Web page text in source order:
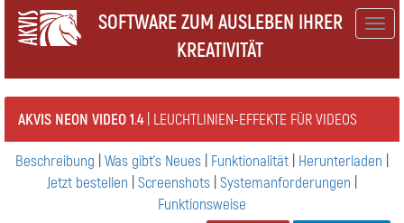
SOFTWARE ZUM AUSLEBEN IHRER
KREATIVITÄT
AKVIS NEON VIDEO 1.4| LEUCHTLINIEN-EFFEKTE FÜR VIDEOS
Beschreibung Was gibt's Neues Funktionalität Herunterladen
Jetzt bestellen Screenshots Systemanforderungen
Funktionsweise